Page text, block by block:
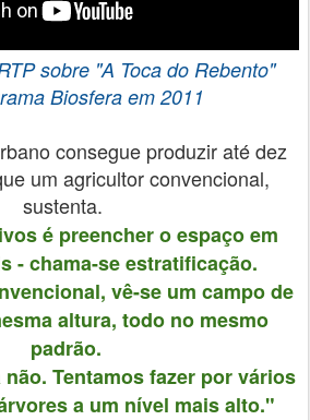
sobre "A Toca do Rebento"
Biosfera em 2011
consegue produzir até dez
um agricultor convencional,
sustenta.
é preencher o espaço em
- chama-se estratificação.
vê-se um campo de
altura, todo no mesmo
padrão.
Tentamos fazer por vários
a um nível mais alto."